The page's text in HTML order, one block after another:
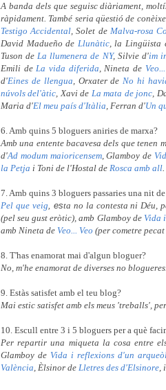
A banda dels que seguisc diàriament,
ràpidament. També seria qüestió de
Testigo Accidental, Solet de Malva-rosa
David Madueño de Llunàtic, la Lingüista
Tuson deLa llumenera de NY, Silvie d'im
Emili deLa vida diferida, Nineta de
d'Eines de llengua, Orxater deNo hi
núvols del'àtic, Xavi de La mata de jonc,
Maria d'El meu país d'Itàlia, Ferran d'Un
6. Amb quins 5 bloguers aniries de marxa?
Amb una entente bacavesa dels que tenen
d'Ad modum maioricensem, Glamboy de
la Petja i Toni de l'Hostal de Rosca amb all.
7. Amb quins 3 bloguers passaries una nit
Pel que veig, esta no la contesta ni Déu,
(pel seu gust eròtic), amb Glamboy de Vida
amb Nineta de Veo... Veo (per cometre
8. T'has enamorat mai d'algun bloguer?
No, m'he enamorat de diverses no
9. Estàs satisfet amb el teu blog?
Mai estic satisfet amb els meus 'treballs',
10. Escull entre 3 i 5 bloguers per a què
Per repartir una miqueta la cosa entre
Glamboy de Vida i reflexions d'un
València, Èlsinor de Lletres des d'Elsinore,